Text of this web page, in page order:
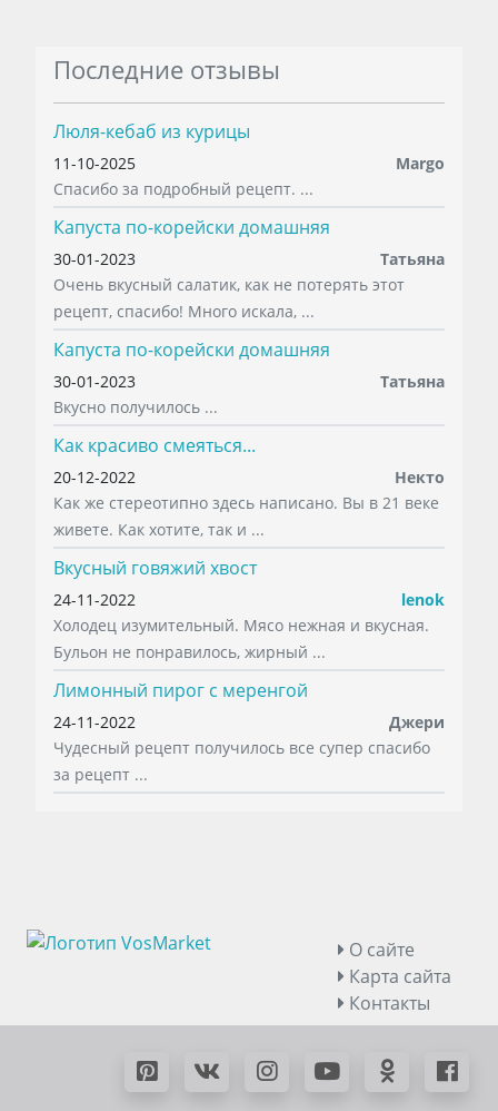
Последние отзывы
Люля-кебаб из курицы
11-10-2025
Margo
Спасибо за подробный рецепт. ...
Капуста по-корейски домашняя
30-01-2023
Татьяна
Очень вкусный салатик, как не потерять этот
рецепт, спасибо! Много искала, ...
Капуста по-корейски домашняя
30-01-2023
Татьяна
Вкусно получилось ...
Как красиво смеяться...
20-12-2022
Некто
Как же стереотипно здесь написано. Вы в 21 веке
живете. Как хотите, так и ...
Вкусный говяжий хвост
24-11-2022
lenok
Холодец изумительный. Мясо нежная и вкусная.
Бульон не понравилось, жирный ...
Лимонный пирог с меренгой
24-11-2022
Джери
Чудесный рецепт получилось все супер спасибо
за рецепт ...
О сайте
Карта сайта
Контакты